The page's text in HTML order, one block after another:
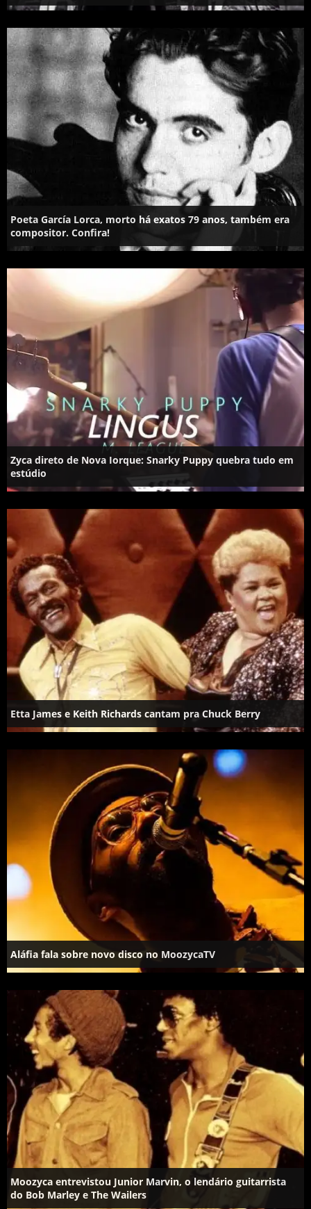
Poeta García Lorca, morto há exatos 79 anos, também era
compositor. Confira!
Zyca direto de Nova Iorque: Snarky Puppy quebra tudo em
estúdio
Etta James e Keith Richards cantam pra Chuck Berry
Aláfia fala sobre novo disco no MoozycaTV
Moozyca entrevistou Junior Marvin, o lendário guitarrista
do Bob Marley e The Wailers